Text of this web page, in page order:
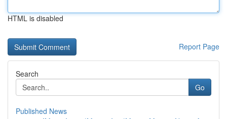
HTML is disabled
Report Page
Search
Go
Published News